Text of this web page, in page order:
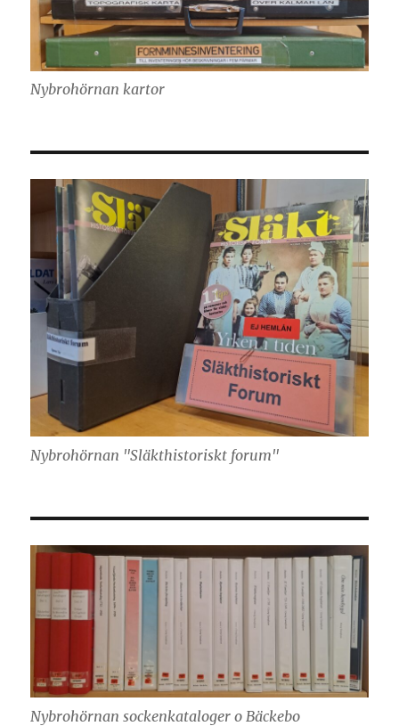
Nybrohörnan kartor
Nybrohörnan "Släkthistoriskt forum"
Nybrohörnan sockenkataloger o Bäckebo